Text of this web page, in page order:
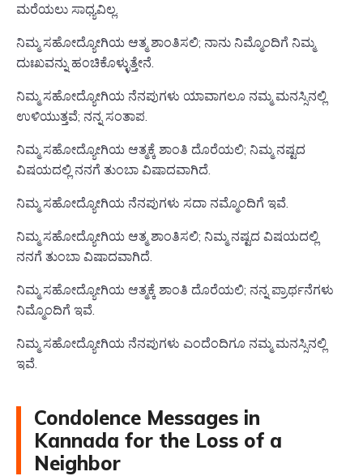
ಮರೆಯಲು ಸಾಧ್ಯವಿಲ್ಲ.
ನಿಮ್ಮ ಸಹೋದ್ಯೋಗಿಯ ಆತ್ಮ ಶಾಂತಿಸಲಿ; ನಾನು ನಿಮ್ಮೊಂದಿಗೆ ನಿಮ್ಮ
ದುಃಖವನ್ನು ಹಂಚಿಕೊಳ್ಳುತ್ತೇನೆ.
ನಿಮ್ಮ ಸಹೋದ್ಯೋಗಿಯ ನೆನಪುಗಳು ಯಾವಾಗಲೂ ನಮ್ಮ ಮನಸ್ಸಿನಲ್ಲಿ
ಉಳಿಯುತ್ತವೆ; ನನ್ನ ಸಂತಾಪ.
ನಿಮ್ಮ ಸಹೋದ್ಯೋಗಿಯ ಆತ್ಮಕ್ಕೆ ಶಾಂತಿ ದೊರೆಯಲಿ; ನಿಮ್ಮ ನಷ್ಟದ
ವಿಷಯದಲ್ಲಿ ನನಗೆ ತುಂಬಾ ವಿಷಾದವಾಗಿದೆ.
ನಿಮ್ಮ ಸಹೋದ್ಯೋಗಿಯ ನೆನಪುಗಳು ಸದಾ ನಮ್ಮೊಂದಿಗೆ ಇವೆ.
ನಿಮ್ಮ ಸಹೋದ್ಯೋಗಿಯ ಆತ್ಮ ಶಾಂತಿಸಲಿ; ನಿಮ್ಮ ನಷ್ಟದ ವಿಷಯದಲ್ಲಿ
ನನಗೆ ತುಂಬಾ ವಿಷಾದವಾಗಿದೆ.
ನಿಮ್ಮ ಸಹೋದ್ಯೋಗಿಯ ಆತ್ಮಕ್ಕೆ ಶಾಂತಿ ದೊರೆಯಲಿ; ನನ್ನ ಪ್ರಾರ್ಥನೆಗಳು
ನಿಮ್ಮೊಂದಿಗೆ ಇವೆ.
ನಿಮ್ಮ ಸಹೋದ್ಯೋಗಿಯ ನೆನಪುಗಳು ಎಂದೆಂದಿಗೂ ನಮ್ಮ ಮನಸ್ಸಿನಲ್ಲಿ
ಇವೆ.
Condolence Messages in
Kannada for the Loss of a
Neighbor